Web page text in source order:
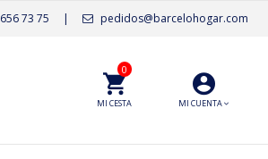
pedidos@barcelohogar.com
|
73 75
MI CUENTA
MI CESTA
0